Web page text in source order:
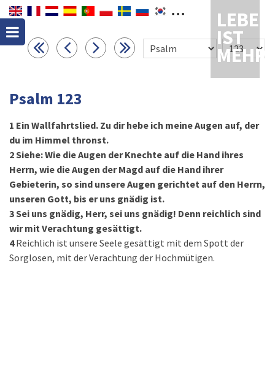
LEBEN
IST
MEHR
Psalm 123
1 Ein Wallfahrtslied. Zu dir hebe ich meine Augen auf, der
du im Himmel thronst.
2Siehe: Wie die Augen der Knechte auf die Hand ihres
Herrn, wie die Augen der Magd auf die Hand ihrer
Gebieterin, so sind unsere Augen gerichtet auf den Herrn,
unseren Gott, bis er uns gnädig ist.
3Sei uns gnädig, Herr, sei uns gnädig! Denn reichlich sind
wir mit Verachtung gesättigt.
4 Reichlich ist unsere Seele gesättigt mit dem Spott der
Sorglosen, mit der Verachtung der Hochmütigen.